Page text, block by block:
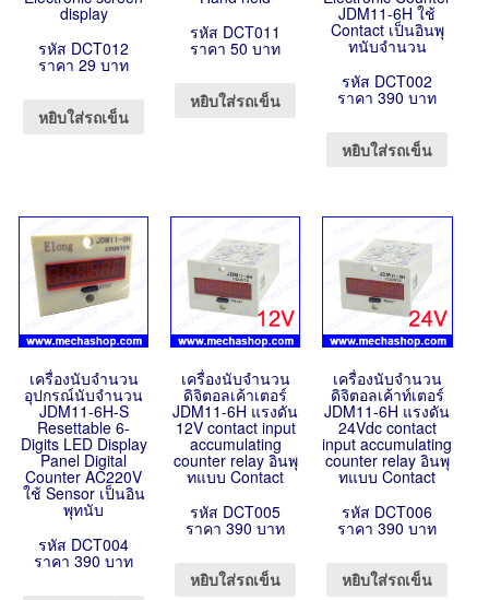
display
รหัส DCT012
ราคา 29 บาท
หยิบใส่รถเข็น
รหัส DCT011
ราคา 50 บาท
หยิบใส่รถเข็น
JDM11-6H ใช้
Contact เป็นอินพุ
ทนับจำนวน
รหัส DCT002
ราคา 390 บาท
หยิบใส่รถเข็น
เครื่องนับจำนวน
อุปกรณ์นับจำนวน
JDM11-6H-S
Resettable 6-
Digits LED Display
Panel Digital
Counter AC220V
ใช้ Sensor เป็นอิน
พุทนับ
รหัส DCT004
ราคา 390 บาท
เครื่องนับจำนวน
ดิจิตอลเค้าเตอร์
JDM11-6H แรงดัน
12V contact input
accumulating
counter relay อินพุ
ทแบบ Contact
รหัส DCT005
ราคา 390 บาท
หยิบใส่รถเข็น
เครื่องนับจำนวน
ดิจิตอลเค้าท์เตอร์
JDM11-6H แรงดัน
24Vdc contact
input accumulating
counter relay อินพุ
ทแบบ Contact
รหัส DCT006
ราคา 390 บาท
หยิบใส่รถเข็น